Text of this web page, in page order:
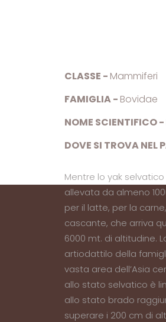
CLASSE - Mammiferi
FAMIGLIA - Bovidae
NOME SCIENTIFICO -
DOVE SI TROVA NEL
Mentre lo yak
allevata da almeno
per il latte, per la
cascante, che arriva
6000 mt. di altitudine.
artiodattilo della
vasta area dell’Asia
allo stato selvatico è
allo stato brado
superare i 200 cm di